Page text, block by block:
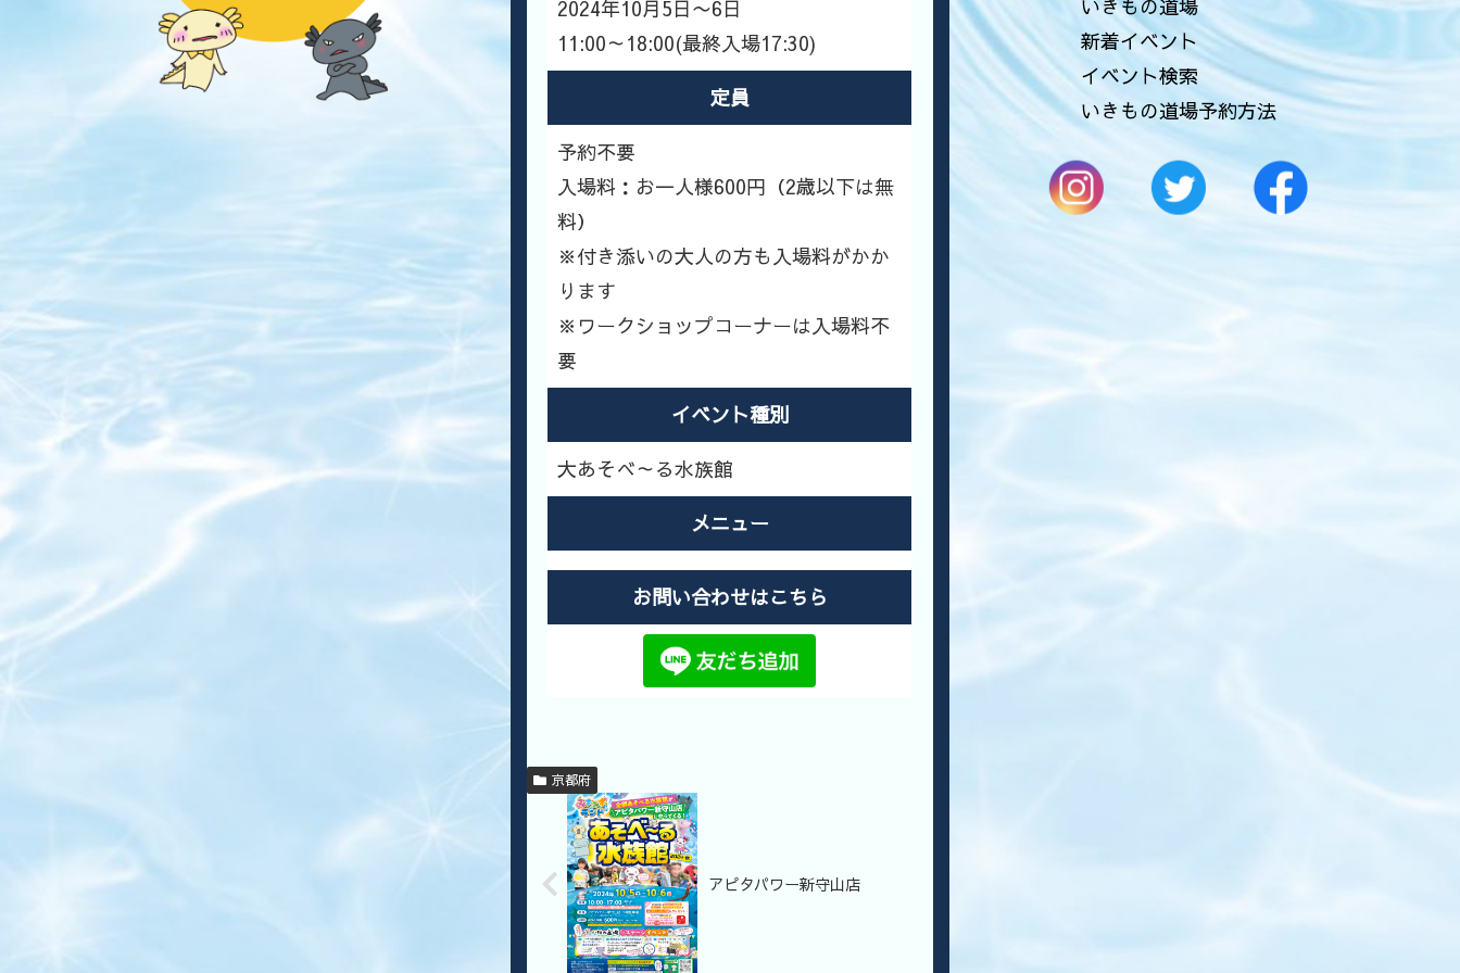
新着イベント
イベント検索
いきもの道場予約方法
2024年10月5日〜6日
11:00～18:00(最終入場17:30)
定員
予約不要
入場料：お一人様600円（2歳以下は無
料）
※付き添いの大人の方も入場料がかか
ります
※ワークショップコーナーは入場料不
要
イベント種別
大あそべ～る水族館
メニュー
お問い合わせはこちら
京都府
アピタパワー新守山店